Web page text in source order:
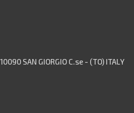
SAN GIORGIO C.se - (TO) ITALY